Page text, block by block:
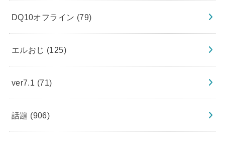
DQ10オフライン (79)
エルおじ (125)
ver7.1 (71)
話題 (906)